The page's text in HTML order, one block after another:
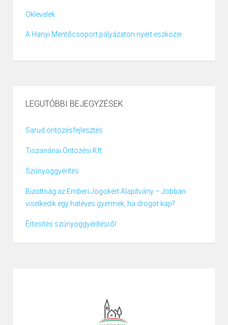
Oklevelek
A Hanyi Mentőcsoport pályázaton nyert eszközei
LEGUTÓBBI BEJEGYZÉSEK
Sarud öntözésfejlesztés
Tiszanánai Öntözési Kft.
Szúnyoggyérítés
Bizottság az Emberi Jogokért Alapítvány – Jobban
viselkedik egy hatéves gyermek, ha drogot kap?
Értesítés szúnyoggyérítésről